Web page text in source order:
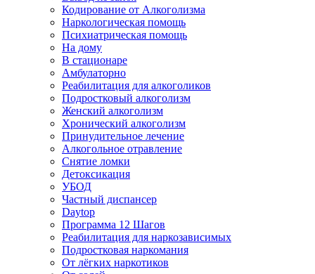
Кодирование от Алкоголизма
Наркологическая помощь
Психиатрическая помощь
На дому
В стационаре
Амбулаторно
Реабилитация для алкоголиков
Подростковый алкоголизм
Женский алкоголизм
Хронический алкоголизм
Принудительное лечение
Алкогольное отравление
Снятие ломки
Детоксикация
УБОД
Частный диспансер
Daytop
Программа 12 Шагов
Реабилитация для наркозависимых
Подростковая наркомания
От лёгких наркотиков